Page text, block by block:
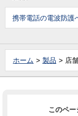
携帯電話の電波防護
ホーム 製品 店
このペー